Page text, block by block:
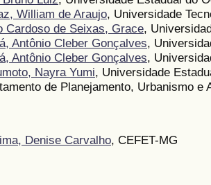
William de Araujo, Universidade
Cardoso de Seixas, Grace,
Antônio Cleber Gonçalves,
Antônio Cleber Gonçalves,
Nayra Yumi, Universidade
de Planejamento, Urbanismo e
Denise Carvalho, CEFET-MG